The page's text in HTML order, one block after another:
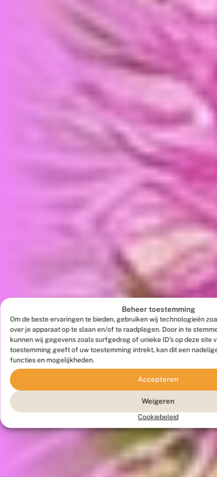
Beheer toestemming
Om de beste ervaringen te bieden, gebruiken wij technologieën
over je apparaat op te slaan en/of te raadplegen. Door in te
kunnen wij gegevens zoals surfgedrag of unieke ID's op deze site
toestemming geeft of uw toestemming intrekt, kan dit een
functies en mogelijkheden.
Accepteren
Weigeren
Cookiebeleid